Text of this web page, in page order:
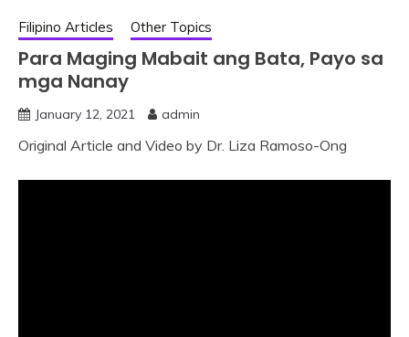
Filipino Articles Other Topics
Para Maging Mabait ang Bata, Payo sa
mga Nanay
January 12, 2021 admin
Original Article and Video by Dr. Liza Ramoso-Ong